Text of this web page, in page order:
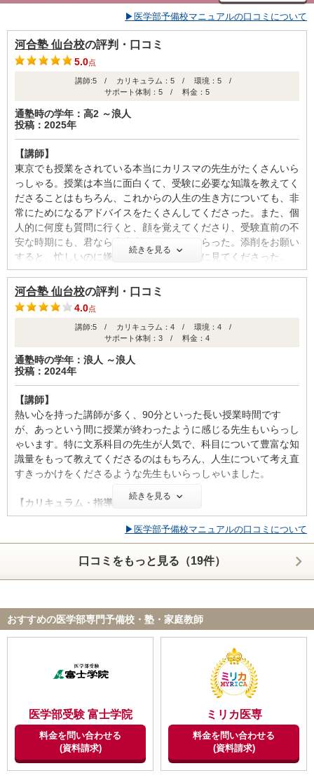
▶医学部予備校マニュアルの口コミについて
河合塾 仙台校の評判・口コミ
5.0点
講師:5 / カリキュラム：5 / 環境：5 /
サポート体制：5 / 料金：5
通塾時の学年：高2 ～浪人
投稿：2025年
【講師】
東京でも授業をされている本当にカリスマの先生がたくさんいら
っしゃる。授業は本当に面白くて、受験に必要な知識を教えてく
ださることはもちろん、これからの人生の生き方についても、非
常にためになるアドバイスをたくさんしてくださった。また、個
人的に何度も質問に行くと、顔を覚えてくださり、受験直前の不
安な時期にも、君なら大丈夫、励ましてもらった。添削をお願い
すると、忙しいのに嫌な顔をせず毎回丁寧に見てくださった。
【カリキュラム・指導方針・授業内容】
河合塾の基礎シリーズは本当に役に立った。現役時代にはできる
と思っていた分野の基礎をもう一度ゼロから叩き直すことがで
き、自信をもって試験に臨める基礎がついた。実際、夏休み終わ
りの模試では、コツコツと勉強してきた基礎シリーズの成果が出
たのか、偏差値81を出すことができた。
【校舎内外の環境について（自習室、交通の便、治安、立地な
ど） 】
河合塾の校舎はとてもきれいだ。トイレもすべて自動洗浄で、毎
日清掃員の方が掃除をしてくれるのでいつでも清潔だ。机も傷一
つなくて広いので、自分の勉強に集中することができる。また、
ブース型、開放教室、ラウンジなど自習スペースにもさまざまな
形態があるので、自分の好みやその時の気分に合わせて使い分け
ることができ、自習がマンネリ化することがない。
河合塾のチューターさんには、情報面、精神面、両方で助けられ
とめてわかりやすく提示してくださり、またどんなに些細なこと
でも相談に乗って気が済むまで話してくださった。共通テストの
ってもいないのに緊張しているのを察して、励ましてくださっ
た。
確かに家で教材を自分で用意して勉強するのと比べたら河合塾の
料金は高いかもしれないが、本当にそれだけの価値があると思
う。入試に精通した講師陣の授業を受け、さらにわからないこと
があったらその場ですぐに講師に質問して解決できる環境があ
り、また同じ志望校を目指す仲間と同じ授業を受けて切磋琢磨で
きる環境は、対面型の予備校にしかないものだ。河合塾は、自分
がうまく活用したいと思えばいくらでもその思いにこたえてくれ
るので、高い料金を払ってでも自分の未来を預ける価値がある思
続きを見る
河合塾 仙台校の評判・口コミ
4.0点
講師:5 / カリキュラム：4 / 環境：4 /
サポート体制：3 / 料金：4
通塾時の学年：浪人 ～浪人
投稿：2024年
【講師】
熱い心を持った講師が多く、90分といった長い授業時間です
が、あっという間に授業が終わったように感じる先生もいらっし
ゃいます。特に文系科目の先生が人気で、科目について豊富な知
識量をもって教えてくださるのはもちろん、人生について考え直
すきっかけをくださるような先生もいらっしゃいました。
【カリキュラム・指導方針・授業内容】
理系はクラス分けが少し細かく設定されているため、医学部志望
者は特に、大手予備校の中では少人数でそれぞれにあったレベル
の授業を選択することが出来ます。また、授業時間が長いため、
集中するのが得意な生徒は満足のいく学習が出来ると思います。
ど） 】
新館はとても綺麗で、勉強するスペースも開放感があってとても
良かったように感じます。旧館は古いですが、衛生的には問題な
く、最上階にある自習室も、古いからこそ重厚な雰囲気が漂って
おり、勉強に集中できる環境でした。
1人の担任が受け持つ生徒数が多かったので、あまり個人的なサ
ポートは望めない。そもそも週一の進路指導のコマ以外、チュー
ターと顔を合わせることはあまり無かった。しかし、定期的に面
談はあるため、現在の成績を客観視してもらうにはいい機会であ
った。
続きを見る
▶医学部予備校マニュアルの口コミについて
口コミをもっと見る（19件）
おすすめの医学部専門予備校・塾・家庭教師
医学部受験 富士学院
料金を問い合わせる
(資料請求)
ミリカ医専
料金を問い合わせる
(資料請求)